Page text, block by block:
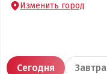
Изменить город
Сегодня Завтра